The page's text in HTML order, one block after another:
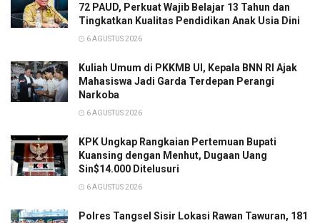
72 PAUD, Perkuat Wajib Belajar 13 Tahun dan
Tingkatkan Kualitas Pendidikan Anak Usia Dini
6 AGUSTUS 2026
Kuliah Umum di PKKMB UI, Kepala BNN RI Ajak
Mahasiswa Jadi Garda Terdepan Perangi
Narkoba
6 AGUSTUS 2026
KPK Ungkap Rangkaian Pertemuan Bupati
Kuansing dengan Menhut, Dugaan Uang
Sin$14.000 Ditelusuri
6 AGUSTUS 2026
Polres Tangsel Sisir Lokasi Rawan Tawuran, 181